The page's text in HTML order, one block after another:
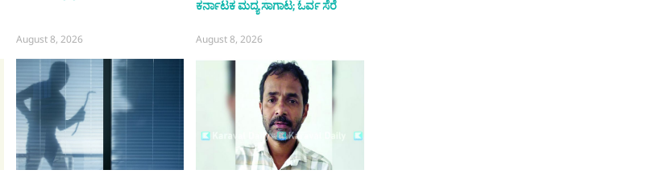
August 8, 2026
ಕರ್ನಾಟಕ ಮದ್ಯ ಸಾಗಾಟ; ಓರ್ವ ಸೆರೆ
August 8, 2026